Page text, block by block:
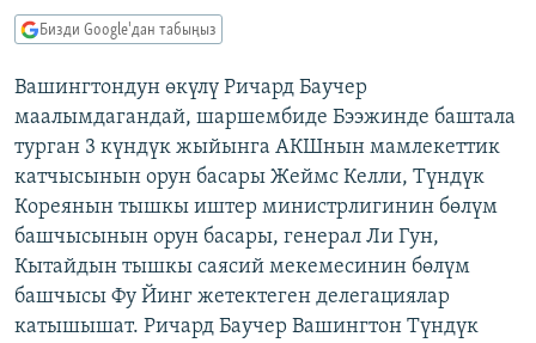
БИЗ ЖАНА ДҮЙНӨ
ЭЖЕ-СИҢДИЛЕР
АЗАТТЫК+
ЫҢГАЙСЫЗ СУРООЛОР
Русский
ОНЛАЙН ШЕРИНЕ
ЭЕ/АРнун бардык сайттары
Бизди Google'дан табыңыз
Вашингтондун өкүлү Ричард Баучер
маалымдагандай, шаршембиде Бээжинде баштала
турган 3 күндүк жыйынга АКШнын мамлекеттик
катчысынын орун басары Жеймс Келли, Түндүк
Кореянын тышкы иштер министрлигинин бөлүм
башчысынын орун басары, генерал Ли Гун,
Кытайдын тышкы саясий мекемесинин бөлүм
башчысы Фу Йинг жетектеген делегациялар
катышышат. Ричард Баучер Вашингтон Түндүк